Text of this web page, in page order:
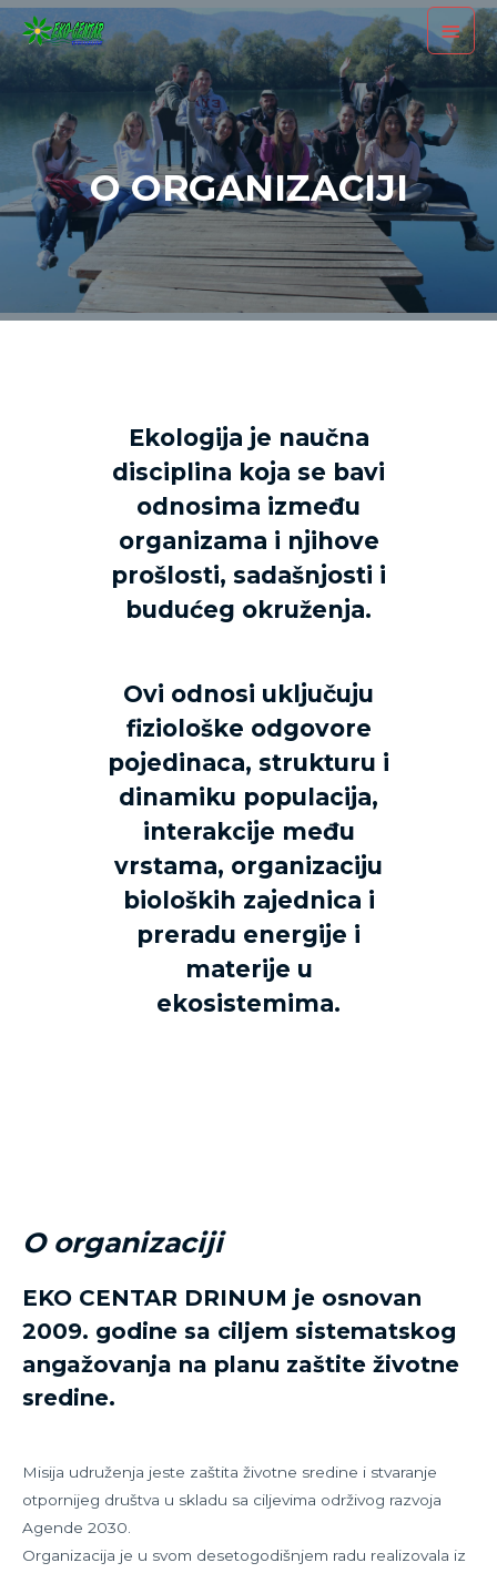
O ORGANIZACIJI
Ekologija je naučna
disciplina koja se bavi
odnosima između
organizama i njihove
prošlosti, sadašnjosti i
budućeg okruženja.
Ovi odnosi uključuju
fiziološke odgovore
pojedinaca, strukturu i
dinamiku populacija,
interakcije među
vrstama, organizaciju
bioloških zajednica i
preradu energije i
materije u
ekosistemima.
O organizaciji
EKO CENTAR DRINUM je osnovan
2009. godine sa ciljem sistematskog
angažovanja na planu zaštite životne
sredine.
Misija udruženja jeste zaštita životne sredine i stvaranje
otpornijeg društva u skladu sa ciljevima održivog razvoja
Agende 2030.
Organizacija je u svom desetogodišnjem radu realizovala iz